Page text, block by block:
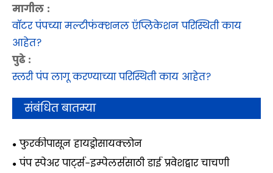
मागील :
वॉटर पंपच्या मल्टीफंक्शनल ऍप्लिकेशन परिस्थिती काय
आहेत?
पुढे :
स्लरी पंप लागू करण्याच्या परिस्थिती काय आहेत?
संबंधित बातम्या
फुरकीपासून हायड्रोसायक्लोन
पंप स्पेअर पार्ट्स-इम्पेलर्ससाठी डाई प्रवेशद्वार चाचणी